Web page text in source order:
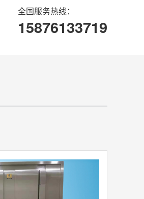
全国服务热线：
15876133719